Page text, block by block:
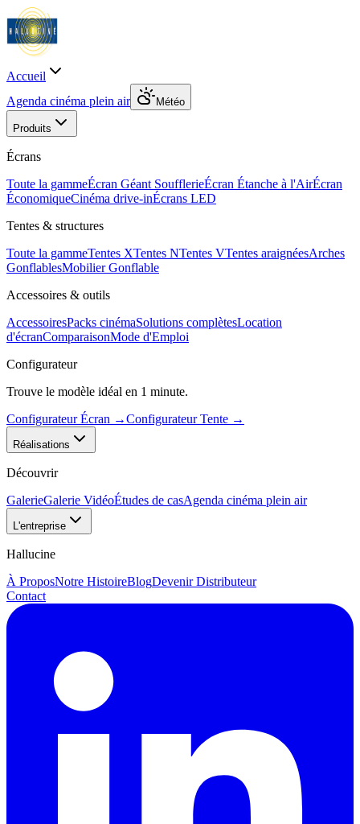
Accueil
Agenda cinéma plein air
Météo
Produits
Écrans
Toute la gammeÉcran Géant SoufflerieÉcran Étanche à l'AirÉcran
ÉconomiqueCinéma drive-inÉcrans LED
Tentes & structures
Toute la gammeTentes XTentes NTentes VTentes araignéesArches
GonflablesMobilier Gonflable
Accessoires & outils
AccessoiresPacks cinémaSolutions complètesLocation
d'écranComparaisonMode d'Emploi
Configurateur
Trouve le modèle idéal en 1 minute.
Configurateur Écran →Configurateur Tente →
Réalisations
Découvrir
GalerieGalerie VidéoÉtudes de casAgenda cinéma plein air
L'entreprise
Hallucine
À ProposNotre HistoireBlogDevenir Distributeur
Contact